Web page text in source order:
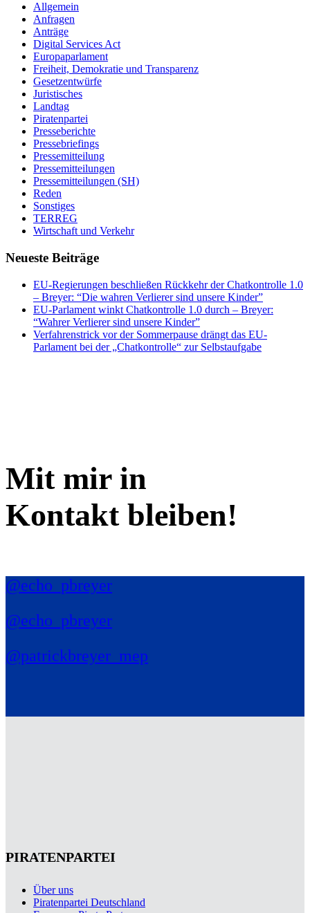
Allgemein
Anfragen
Anträge
Digital Services Act
Europaparlament
Freiheit, Demokratie und Transparenz
Gesetzentwürfe
Juristisches
Landtag
Piratenpartei
Presseberichte
Pressebriefings
Pressemitteilung
Pressemitteilungen
Pressemitteilungen (SH)
Reden
Sonstiges
TERREG
Wirtschaft und Verkehr
Neueste Beiträge
EU-Regierungen beschließen Rückkehr der Chatkontrolle 1.0
– Breyer: “Die wahren Verlierer sind unsere Kinder”
EU-Parlament winkt Chatkontrolle 1.0 durch – Breyer:
“Wahrer Verlierer sind unsere Kinder”
Verfahrenstrick vor der Sommerpause drängt das EU-
Parlament bei der „Chatkontrolle“ zur Selbstaufgabe
Mit mir in
Kontakt bleiben!
@echo_pbreyer
@echo_pbreyer
@patrickbreyer_mep
PIRATENPARTEI
Über uns
Piratenpartei Deutschland